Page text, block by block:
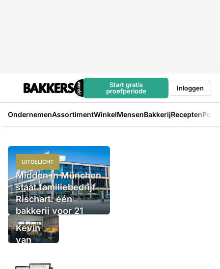
Start gratis
proefperiode
Inloggen
OndernemenAssortimentWinkelMensenBakkerijRecepten
UITGELICHT
Midden in München
staat familiebedrijf
Rischart: één
bakkerij voor 21
filialen
Kevin
van
verruilt